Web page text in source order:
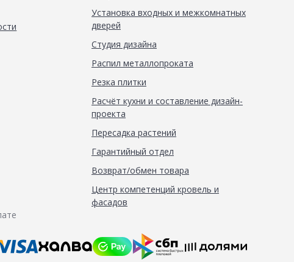
Установка входных и межкомнатных
дверей
Студия дизайна
Распил металлопроката
Резка плитки
Расчёт кухни и составление дизайн-
проекта
Пересадка растений
Гарантийный отдел
Возврат/обмен товара
Центр компетенций кровель и
фасадов